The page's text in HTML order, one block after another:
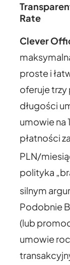
Rate
Clever
proste i
oferuje
długości
umowie na
płatności
PLN/
polityka
silnym
Podobnie
(lub
umowie